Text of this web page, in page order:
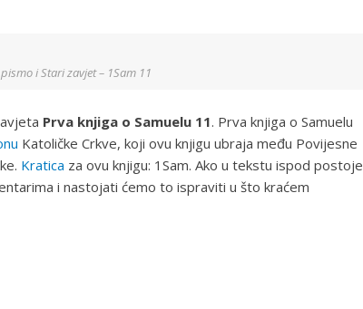
i Stari zavjet – 1Sam 11
Prva knjiga o Samuelu 11. Prva knjiga o Samuelu
Katoličke Crkve, koji ovu knjigu ubraja među Povijesne
Kratica za ovu knjigu: 1Sam. Ako u tekstu ispod postoje
i nastojati ćemo to ispraviti u što kraćem